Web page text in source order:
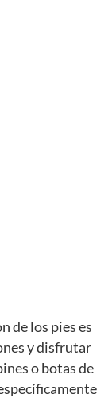
de los pies es
y disfrutar
o botas de